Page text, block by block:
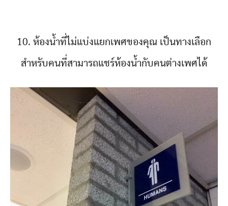
10. ห้องน้ำที่ไม่แบ่งแยกเพศของคุณ เป็นทางเลือก
สำหรับคนที่สามารถแชร์ห้องน้ำกับคนต่างเพศได้